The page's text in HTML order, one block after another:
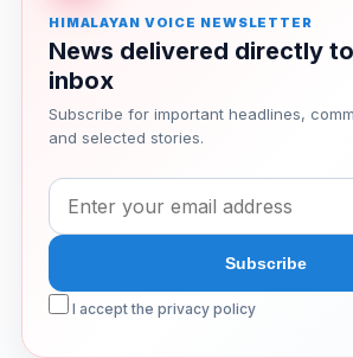
HIMALAYAN VOICE NEWSLETTER
News delivered directly
inbox
Subscribe for important headlines,
and selected stories.
I accept the privacy policy